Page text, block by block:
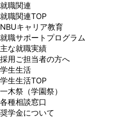
就職関連
就職関連TOP
NBUキャリア教育
就職サポートプログラム
主な就職実績
採用ご担当者の方へ
学生生活
学生生活TOP
一木祭（学園祭）
各種相談窓口
奨学金について